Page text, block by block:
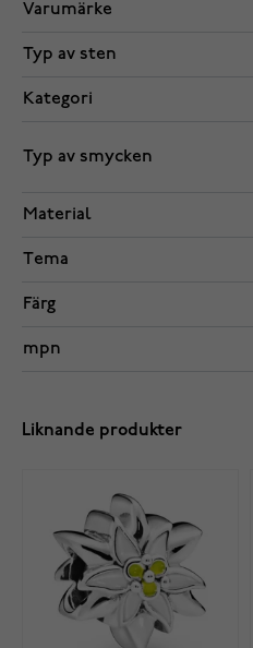
Varumärke
Typ av sten
Kategori
Typ av smycken
Material
Tema
Färg
mpn
Liknande produkter